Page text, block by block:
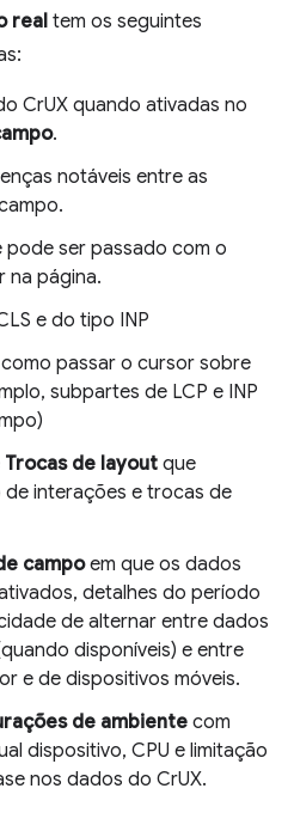
real tem os seguintes
CrUX quando ativadas no
.
notáveis entre as
pode ser passado com o
na página.
e do tipo INP
passar o cursor sobre
subpartes de LCP e INP
Trocas de layout que
interações e trocas de
campoem que os dados
detalhes do período
de alternar entre dados
disponíveis) e entre
e de dispositivos móveis.
de ambientecom
dispositivo, CPU e limitação
nos dados do CrUX.